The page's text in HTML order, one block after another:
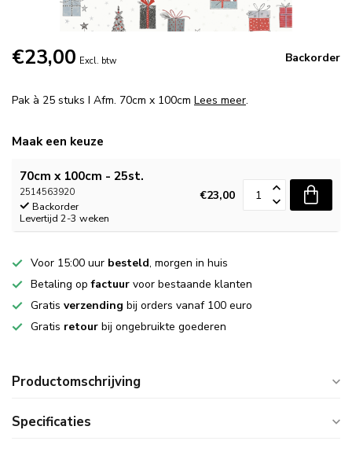
€23,00 Excl. btw Backorder
Pak à 25 stuks I Afm. 70cm x 100cm Lees meer.
Maak een keuze
70cm x 100cm - 25st.
2514563920
Backorder
Levertijd 2-3 weken
€23,00
Voor 15:00 uur besteld, morgen in huis
Betaling opfactuur voor bestaande klanten
Gratis verzending bij orders vanaf 100 euro
Gratis retour bij ongebruikte goederen
Productomschrijving
Specificaties